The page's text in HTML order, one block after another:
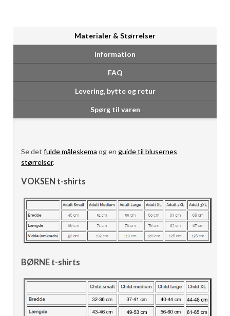
Materialer & Størrelser
Information
FAQ
Levering, bytte og retur
Spørg til varen
Se detfulde måleskema og enguide til blusernes
størrelser.
VOKSEN t-shirts
BØRNE t-shirts